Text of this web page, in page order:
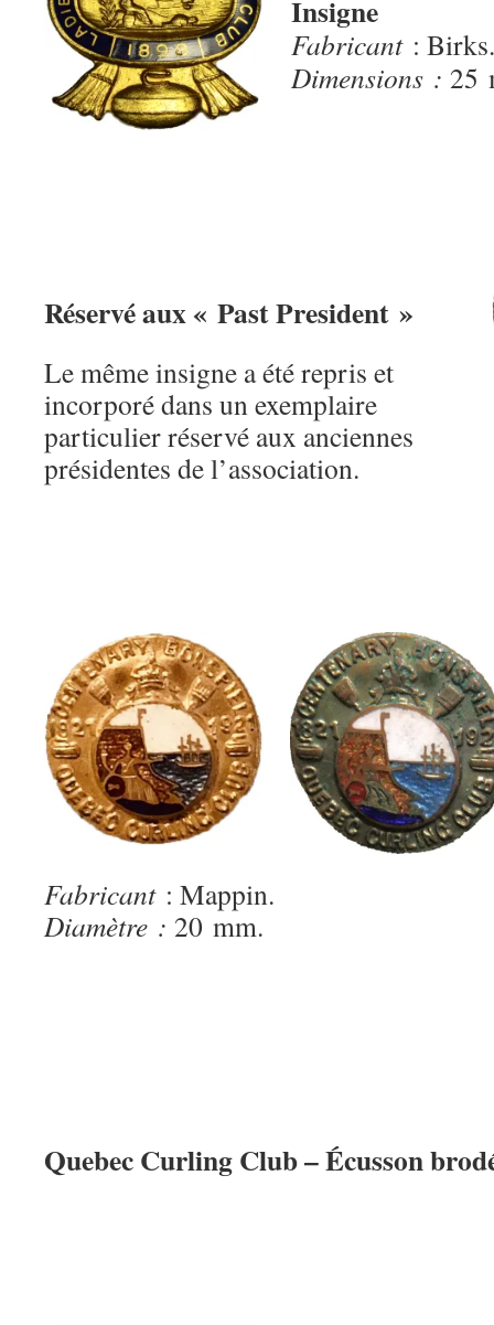
Insigne
Fabricant: Birks.
Dimensions : 25
Réservé aux « Past President »
Le même insigne a été repris et
incorporé dans un exemplaire
particulier réservé aux anciennes
présidentes de l’association.
Fabricant: Mappin.
Diamètre : 20 mm.
Quebec Curling Club – Écusson